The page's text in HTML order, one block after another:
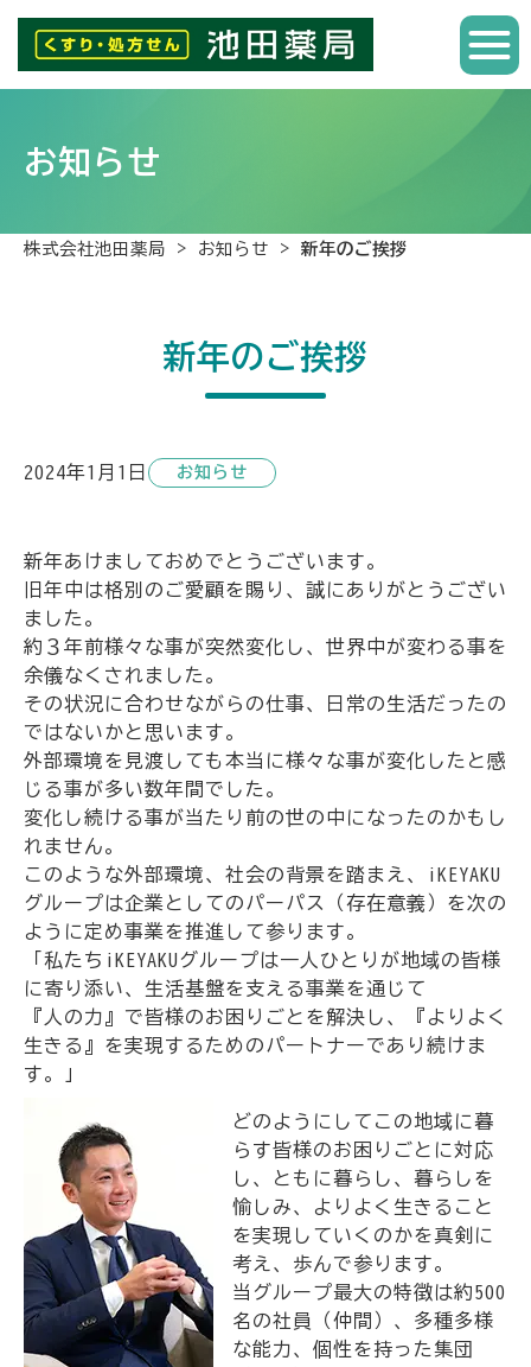
お知らせ
株式会社池田薬局 > お知らせ > 新年のご挨拶
新年のご挨拶
2024年1月1日 お知らせ
新年あけましておめでとうございます。
旧年中は格別のご愛顧を賜り、誠にありがとうござい
ました。
約３年前様々な事が突然変化し、世界中が変わる事を
余儀なくされました。
その状況に合わせながらの仕事、日常の生活だったの
ではないかと思います。
外部環境を見渡しても本当に様々な事が変化したと感
じる事が多い数年間でした。
変化し続ける事が当たり前の世の中になったのかもし
れません。
このような外部環境、社会の背景を踏まえ、iKEYAKU
グループは企業としてのパーパス（存在意義）を次の
ように定め事業を推進して参ります。
「私たちiKEYAKUグループは一人ひとりが地域の皆様
に寄り添い、生活基盤を支える事業を通じて
『人の力』で皆様のお困りごとを解決し、『よりよく
生きる』を実現するためのパートナーであり続けま
す。」
どのようにしてこの地域に暮
らす皆様のお困りごとに対応
し、ともに暮らし、暮らしを
愉しみ、よりよく生きること
を実現していくのかを真剣に
考え、歩んで参ります。
当グループ最大の特徴は約500
名の社員（仲間）、多種多様
な能力、個性を持った集団